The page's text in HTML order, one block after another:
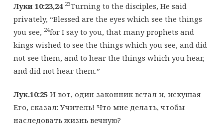
Луки 10:23,24 23Turning to the disciples, He said
privately, “Blessed are the eyes which see the things
you see, 24for I say to you, that many prophets and
kings wished to see the things which you see, and did
not see them, and to hear the things which you hear,
and did not hear them.”
Лук.10:25 И вот, один законник встал и, искушая
Его, сказал: Учитель! Что мне делать, чтобы
наследовать жизнь вечную?